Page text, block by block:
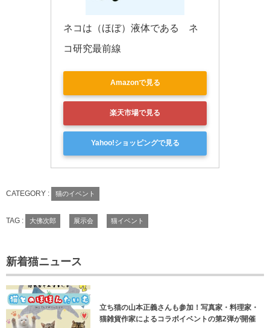
ネコは（ほぼ）液体である　ネ
コ研究最前線
Amazonで見る
楽天市場で見る
Yahoo!ショッピングで見る
CATEGORY : 猫のイベント
TAG : 大佛次郎 展示会 猫イベント
新着猫ニュース
立ち猫の山本正義さんも参加！写真家・料理家・
猫雑貨作家によるコラボイベントの第2弾が開催